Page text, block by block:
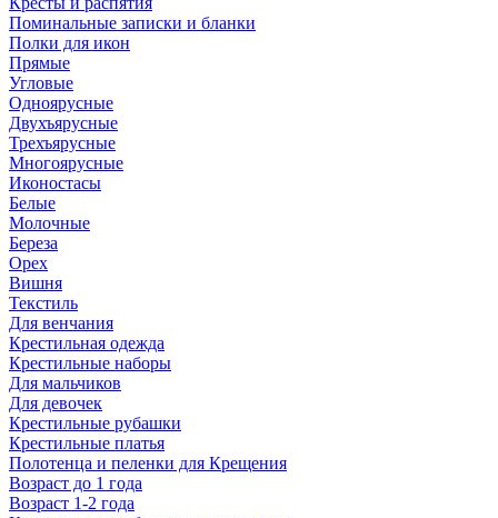
Поминальные записки и бланки
Полки для икон
Прямые
Угловые
Одноярусные
Двухъярусные
Трехъярусные
Многоярусные
Иконостасы
Белые
Молочные
Береза
Орех
Вишня
Текстиль
Для венчания
Крестильная одежда
Крестильные наборы
Для мальчиков
Для девочек
Крестильные рубашки
Крестильные платья
Полотенца и пеленки для Крещения
Возраст до 1 года
Возраст 1-2 года